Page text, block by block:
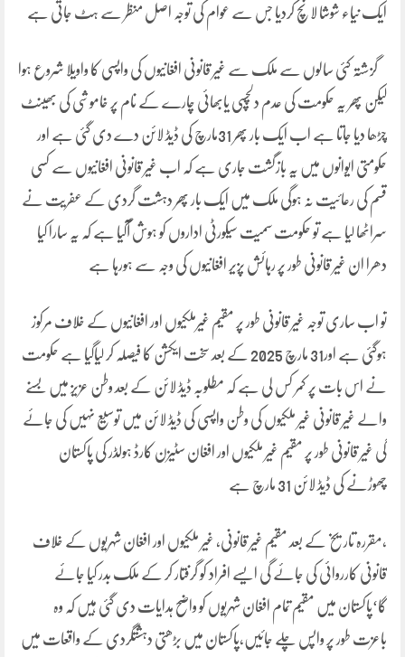
ایک نیاء شوشا لانچ کردیا جس سے عوام کی توجہ اصل منظر سے ہٹ جاتی ہے
گزشتہ کئی سالوں سے ملک سے غیر قانونی افغانیوں کی واپسی کا واویلا شروع ہوا
لیکن پھر یہ حکومت کی عدم دلچسپی یابھائی چارے کے نام پر خاموشی کی بھینٹ
چڑھا دیا جاتا ہے اب ایک بار پھر 31مارچ کی ڈیڈ لائن دے دی گئی ہے اور
حکومتی ایوانوں میں یہ بازگشت جاری ہے کہ اب غیر قانونی افغانیوں سے کسی
قسم کی رعائیت نہ ہوگی ملک میں ایک بار پھر دہشت گردی کے عفریت نے
سراٹھا لیا ہے تو حکومت سمیت سیکورٹی اداروں کو ہوش آگیا ہے کہ یہ سارا کیا
دھرا ان غیر قانونی طور پر رہائش پزیر افغانیوں کی وجہ سے ہورہا ہے
تو اب ساری توجہ غیر قانونی طور پر مقیم غیرملکیوں اور افغانیوں کے خلاف مرکوز
ہوگئی ہے اور31 مارچ 2025 کے بعد سخت ایکشن کا فیصلہ کر لیاگیا ہے حکومت
نے اس بات پر کمر کس لی ہے کہ مطلوبہ ڈیڈ لائن کے بعد وطن عزیز میں بسنے
والے غیر قانونی غیر ملکیوں کی وطن واپسی کی ڈیڈ لائن میں توسیع نہیں کی جائے
گی غیر قانونی طور پر مقیم غیر ملکیوں اور افغان سٹیزن کارڈ ہولڈر کی پاکستان
چھوڑنے کی ڈیڈ لائن 31 مارچ ہے
،مقررہ تاریخ کے بعد مقیم غیر قانونی، غیر ملکیوں اور افغان شہریوں کے خلاف
قانونی کارروائی کی جائے گی ایسے افراد کو گرفتار کر کے ملک بدر کیا جائے
گا‘پاکستان میں مقیم تمام افغان شہریوں کو واضح ہدایات دی گئی ہیں کہ وہ
باعزت طور پر واپس چلے جائیں،پاکستان میں بڑھتی دہشتگردی کے واقعات میں